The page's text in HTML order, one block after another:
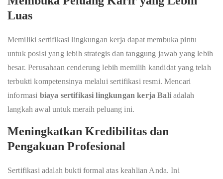
Luas
Memiliki sertifikasi lingkungan kerja dapat membuka pintu
untuk posisi yang lebih strategis dan tanggung jawab yang lebih
besar. Perusahaan cenderung lebih memilih kandidat yang telah
terbukti kompetensinya melalui sertifikasi resmi. Mencari
informasi biaya sertifikasi lingkungan kerja Baliadalah
langkah awal untuk meraih peluang ini.
Meningkatkan Kredibilitas dan
Pengakuan Profesional
Sertifikasi adalah bukti formal atas keahlian Anda. Ini